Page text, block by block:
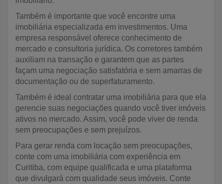
Também é importante que você encontre uma
imobiliária especializada em investimentos. Uma
empresa responsável oferece conhecimento de
mercado e consultoria jurídica. Os corretores também
auxiliam na transação e garantem que as partes
façam uma negociação satisfatória e sem amarras de
documentação ou de superfaturamento.
Também é ideal contratar uma imobiliária para que ela
gerencie suas negociações quando você tiver imóveis
ativos no mercado. Assim, você pode viver de renda
sem preocupações e sem prejuízos.
Para gerar renda com locação sem preocupações,
conte com uma imobiliária com experiência em
Curitiba, com equipe qualificada e uma plataforma
que divulgará com qualidade seus imóveis. Conte